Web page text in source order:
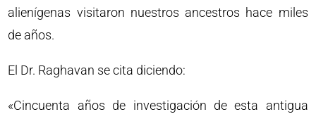
alienígenas visitaron nuestros ancestros hace miles
de años.
El Dr. Raghavan se cita diciendo:
«Cincuenta años de investigación de esta antigua